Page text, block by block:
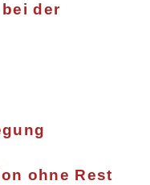
der
ohne Rest